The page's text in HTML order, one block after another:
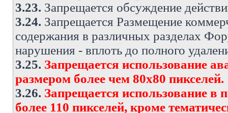
3.23. Запрещается обсуждение
3.24. Запрещается Размещение
содержания в различных разделах
нарушения - вплоть до полного
3.25. Запрещается использование
размером более чем 80х80 пикселей.
3.26. Запрещается использование в
более 110 пикселей, кроме